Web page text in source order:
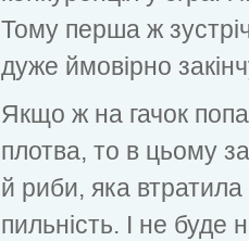
Тому перша ж
дуже ймовірно
Якщо ж на гачок
плотва, то в цьому
й риби, яка
пильність. І не буде